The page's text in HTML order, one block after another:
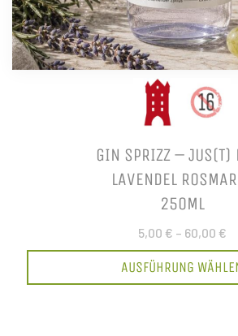
GIN SPRIZZ – JUS(T)
LAVENDEL
250ML
5,00 € – 60,00 €
AUSFÜHRUNG